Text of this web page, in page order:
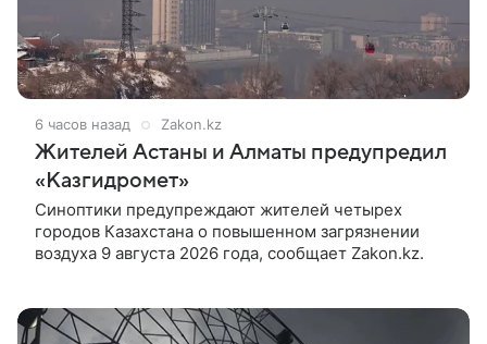
6 часов назад Zakon.kz
Жителей Астаны и Алматы предупредил
«Казгидромет»
Синоптики предупреждают жителей четырех
городов Казахстана о повышенном загрязнении
воздуха 9 августа 2026 года, сообщает Zakon.kz.